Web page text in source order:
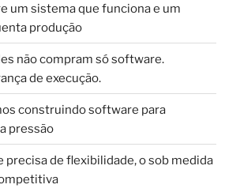
um sistema que funciona e um
produção
não compram só software.
de execução.
construindo software para
pressão
precisa de flexibilidade, o sob medida